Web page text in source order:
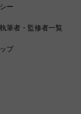
ー
執筆者・監修者一覧
プ